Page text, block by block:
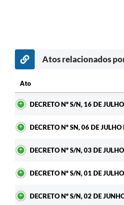
Atos relacionados
Ato
DECRETO Nº S/N, 16 DE
DECRETO Nº SN, 06 DE
DECRETO Nº S/N, 03 DE
DECRETO Nº S/N, 01 DE
DECRETO Nº S/N, 02 DE